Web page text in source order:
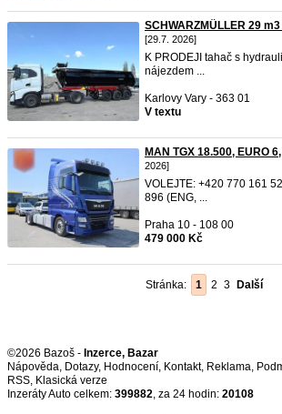
SCHWARZMÜLLER 29
[29.7. 2026]
K PRODEJI tahač s
nájezdem ...
Karlovy Vary - 363 01
V textu
MAN TGX 18.500, EURO
2026]
VOLEJTE: +420 770 161
896 (ENG, ...
Praha 10 - 108 00
479 000 Kč
Stránka: 1 2 3 Další
©2026 Bazoš - Inzerce, Bazar
Nápověda, Dotazy, Hodnocení, Kontakt, Reklama,
RSS,
Inzeráty Auto celkem: 399882, za 24 hodin: 20108